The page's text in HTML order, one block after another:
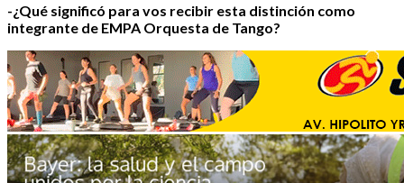
-¿Qué significó para vos recibir esta distinción como
integrante de EMPA Orquesta de Tango?